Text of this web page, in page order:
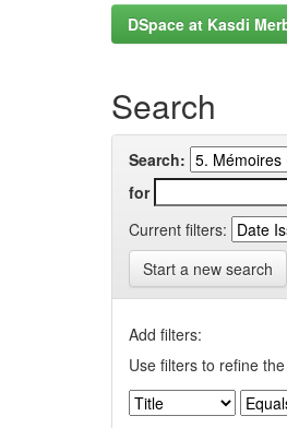
DSpace at Kasdi
Search
Search:
for
Current filters:
Start a new search
Add filters:
Use filters to refine